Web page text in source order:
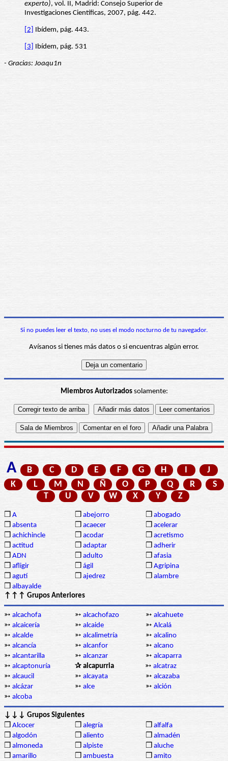
experto), vol. II, Madrid: Consejo Superior de
Investigaciones Científicas, 2007, pág. 442.
[2] Ibídem, pág. 443.
[3] Ibídem, pág. 531
- Gracias: Joaqu1n
Si no puedes leer el texto, no uses el modo nocturno de tu navegador.
Avísanos si tienes más datos o si encuentras algún error.
Miembros Autorizadossolamente:
A B C D E F G H I
J
K
L M N Ñ O P Q R
S
T
U V W X Y Z
❒ A ❒ abejorro ❒ abogado
❒ absenta ❒ acaecer ❒ acelerar
❒ achichincle ❒ acodar ❒ acretismo
❒ actitud ❒ adaptar ❒ adherir
❒ ADN ❒ adulto ❒ afasia
❒ afligir ❒ ágil ❒ Agripina
❒ agutí ❒ ajedrez ❒ alambre
❒ albayalde
↑↑↑ Grupos Anteriores
➳ alcachofa ➳ alcachofazo ➳ alcahuete
➳ alcaicería ➳ alcaide ➳ Alcalá
➳ alcalde ➳ alcalimetría ➳ alcalino
➳ alcancía ➳ alcanfor ➳ alcano
➳ alcantarilla ➳ alcanzar ➳ alcaparra
➳ alcaptonuría ✰ alcapurria ➳ alcatraz
➳ alcaucil ➳ alcayata ➳ alcazaba
➳ alcázar ➳ alce ➳ alción
➳ alcoba
↓↓↓ Grupos Siguientes
❒ Alcocer ❒ alegría ❒ alfalfa
❒ algodón ❒ aliento ❒ almadén
❒ almoneda ❒ alpiste ❒ aluche
❒ amarillo ❒ ambuesta ❒ amito